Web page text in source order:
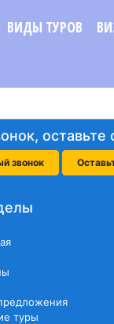
ВИДЫ ТУРОВ
звонок
туры